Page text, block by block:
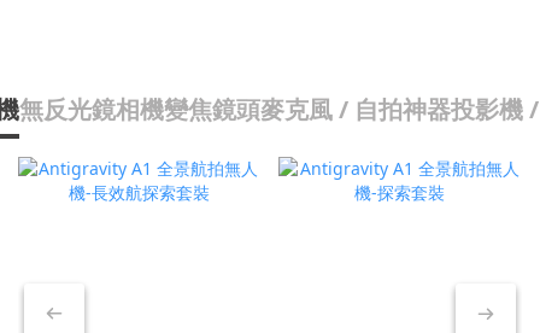
無反光鏡相機變焦鏡頭麥克風 / 自拍神器投影機